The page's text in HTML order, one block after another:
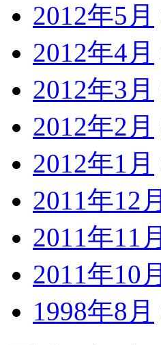
2012年5月
2012年4月
2012年3月
2012年2月
2012年1月
2011年12月
2011年11月
2011年10月
1998年8月